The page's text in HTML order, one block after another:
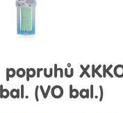
(VO bal.)